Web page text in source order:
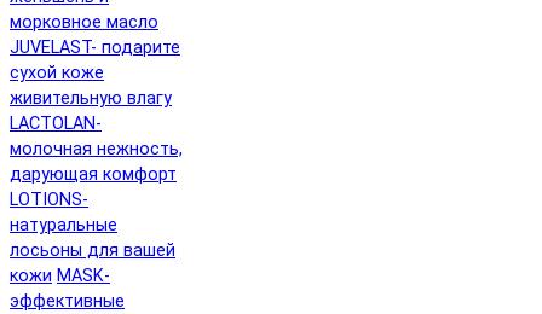
морковное масло
JUVELAST- подарите
сухой коже
живительную влагу
LACTOLAN-
молочная нежность,
дарующая комфорт
LOTIONS-
натуральные
лосьоны для вашей
кожи MASK-
эффективные